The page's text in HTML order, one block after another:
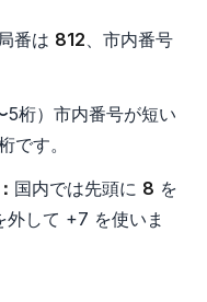
番は 812 、市内番号
桁）市内番号が短い
です。
国内では先頭に 8 を
して +7 を使いま